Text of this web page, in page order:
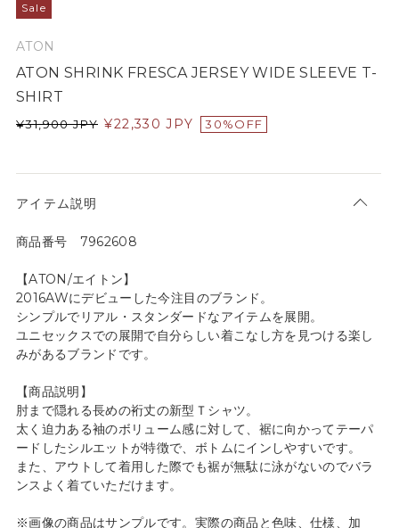
Sale
ATON
ATON SHRINK FRESCA JERSEY WIDE SLEEVE T-
SHIRT
¥31,900 JPY ¥22,330 JPY 30%OFF
アイテム説明
商品番号 7962608
【ATON/エイトン】
2016AWにデビューした今注目のブランド。
シンプルでリアル・スタンダードなアイテムを展開。
ユニセックスでの展開で自分らしい着こなし方を見つける楽し
みがあるブランドです。
【商品説明】
肘まで隠れる長めの裄丈の新型Ｔシャツ。
太く迫力ある袖のボリューム感に対して、裾に向かってテーパ
ードしたシルエットが特徴で、ボトムにインしやすいです。
また、アウトして着用した際でも裾が無駄に泳がないのでバラ
ンスよく着ていただけます。
※画像の商品はサンプルです。実際の商品と色味、仕様、加